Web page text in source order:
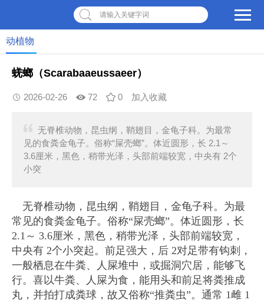
请输入关键字词
动植物
蜣螂（Scarabaaeussaeer）
2026-02-26 72 0 加入收藏
无脊椎动物，昆虫纲，鞘翅目，金龟子科。为最常
见的食粪金龟子。俗称“屎壳螂”。体近圆形，长 2.1～
3.6厘米，黑色，稍带光泽，头部前端较宽，中央有 2个
小突
无脊椎动物，昆虫纲，鞘翅目，金龟子科。为最
常见的食粪金龟子。俗称“屎壳螂”。体近圆形，长
2.1～ 3.6厘米，黑色，稍带光泽，头部前端较宽，
中央有 2个小突起。前足强大，后 2对足带有钩刺，
一般栖息在牛粪、人屎堆中，或掘洞穴居，能够飞
行。喜以牛粪、人屎为食，能用头和前足将粪推成
丸，并拍打成粪球，故又俗称“推粪虫”。通常 1雌 1